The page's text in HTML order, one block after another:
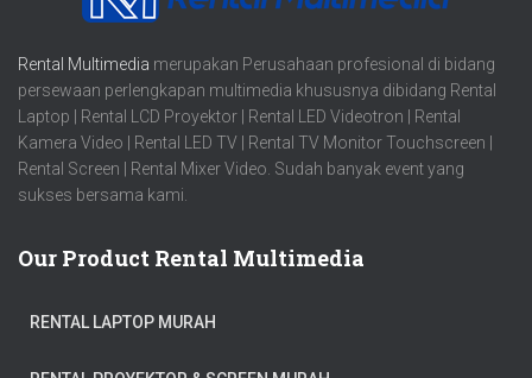
Rental Multimedia merupakan Perusahaan profesional di bidang
persewaan perlengkapan multimedia khususnya dibidang Rental
Laptop | Rental LCD Proyektor | Rental LED Videotron | Rental
Kamera Video | Rental LED TV | Rental TV Monitor Touchscreen |
Rental Screen | Rental Mixer Video. Sudah banyak event yang
sukses bersama kami.
Our Product Rental Multimedia
RENTAL LAPTOP MURAH